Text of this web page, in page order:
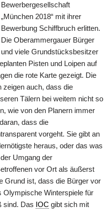
Bewerbergesellschaft
„München 2018“ mit ihrer
Bewerbung Schiffbruch erlitten.
Die Oberammergauer Bürger
und viele Grundstücksbesitzer
Pisten und Loipen auf
die rote Karte gezeigt. Die
zeigen auch, dass die
Tälern bei weitem nicht so
wie von den Planern immer
dass die
vorgeht. Sie gibt an
heraus, oder das was
Umgang der
vor Ort als äußerst
Grund ist, dass die Bürger vor
Winterspiele für
sind. Das IOC gibt sich mit